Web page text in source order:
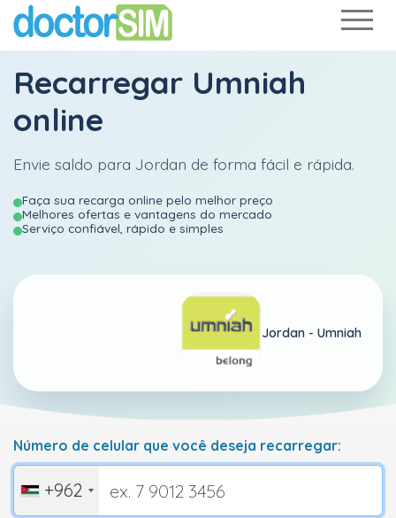
Recarregar Umniah
online
Envie saldo para Jordan de forma fácil e rápida.
Faça sua recarga online pelo melhor preço
Melhores ofertas e vantagens do mercado
Serviço confiável, rápido e simples
Jordan - Umniah
Número de celular que você deseja recarregar:
+962